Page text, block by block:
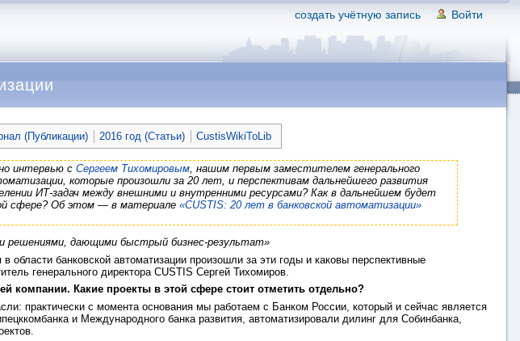
создать учётную запись Войти
(Публикации) 2016 год (Статьи) CustisWikiToLib
интервью с Сергеем Тихомировым, нашим первым заместителем генерального
которые произошли за 20 лет, и перспективам дальнейшего развития
ИТ-задач между внешними и внутренними ресурсами? Как в дальнейшем будет
сфере? Об этом — в материале «CUSTIS: 20 лет в банковской автоматизации»
решениями, дающими быстрый бизнес-результат»
банковской автоматизации произошли за эти годы и каковы перспективные
генерального директора CUSTIS Сергей Тихомиров.
компании. Какие проекты в этой сфере стоит отметить отдельно?
практически с момента основания мы работаем с Банком России, который и сейчас является
и Международного банка развития, автоматизировали дилинг для Собинбанка,